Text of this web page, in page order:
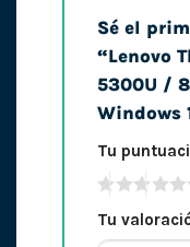
Sé el
“Lenovo
5300U /
Windows
Tu
Tu